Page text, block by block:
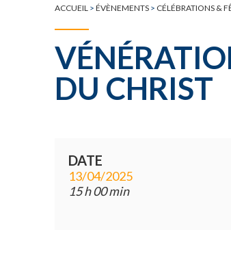
ACCUEIL > ÉVÈNEMENTS > CÉLÉBRATIONS &
DU CHRIST
DATE
13/04/2025
15 h 00 min